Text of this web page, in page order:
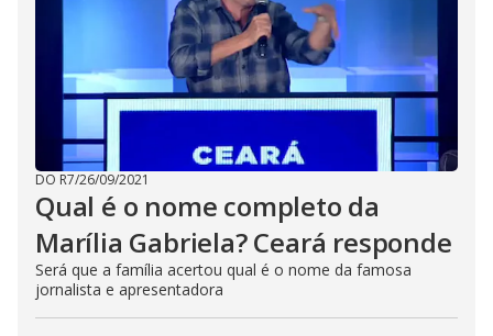
DO R7/26/09/2021
Qual é o nome completo da
Marília Gabriela? Ceará responde
Será que a família acertou qual é o nome da famosa
jornalista e apresentadora